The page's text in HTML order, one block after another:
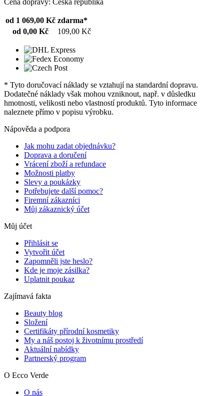
Cena dopravy: Česká republika
od 1 069,00 Kč zdarma*
od 0,00 Kč
109,00 Kč
* Tyto doručovací náklady se vztahují na standardní dopravu.
Dodatečné náklady však mohou vzniknout, např. v důsledku
hmotnosti, velikosti nebo vlastností produktů. Tyto informace
naleznete přímo v popisu výrobku.
Nápověda a podpora
Jak mohu zadat objednávku?
Doprava a doručení
Vrácení zboží a refundace
Možnosti platby
Slevy a poukázky
Potřebujete další pomoc?
Firemní zákazníci
Můj zákaznický účet
Můj účet
Přihlásit se
Vytvořit účet
Zapomněli jste heslo?
Kde je moje zásilka?
Uplatnit poukaz
Zajímavá fakta
Beauty blog
Složení
Certifikáty přírodní kosmetiky
My a náš postoj k životnímu prostředí
Aktuální nabídky
Partnerský program
O Ecco Verde
O nás